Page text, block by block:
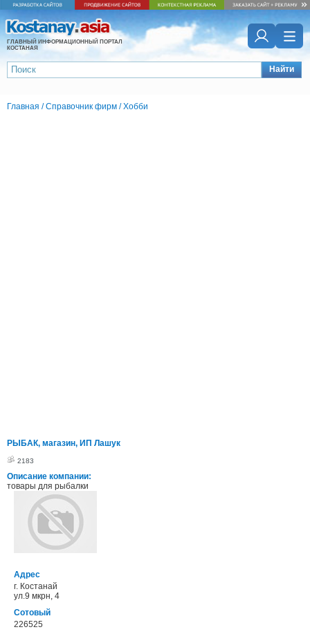
ГЛАВНЫЙ ИНФОРМАЦИОННЫЙ ПОРТАЛ
КОСТАНАЯ
Найти
Главная /Справочник фирм /Хобби
РЫБАК, магазин, ИП Лашук
2183
Описание компании:
товары для рыбалки
Адрес
г. Костанай
ул.9 мкрн, 4
Сотовый
226525